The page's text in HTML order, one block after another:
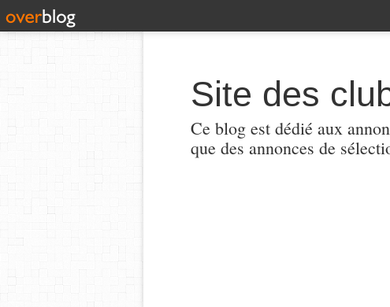
Site des
Ce blog est dédié aux
que des annonces de